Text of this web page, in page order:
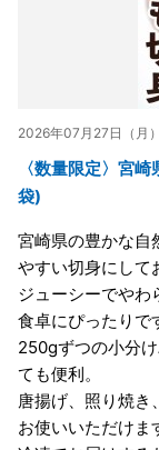
2026年07月27日（月
〈数量限定〉宮
袋)
宮崎県の豊かな自
やすい切身にして
ジューシーでやわ
食卓にぴったりで
250gずつの小分
ても便利。
唐揚げ、照り焼き
お使いいただけま